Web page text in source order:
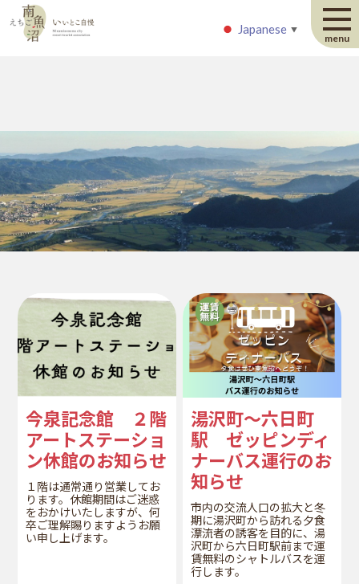
Japanese ▼
Japanese ▼
menu
今泉記念館 ２階
アートステーショ
ン休館のお知らせ
１階は通常通り営業してお
ります。休館期間はご迷惑
をおかけいたしますが、何
卒ご理解賜りますようお願
い申し上げます。
湯沢町～六日町
駅 ゼッピンディ
ナーバス運行のお
知らせ
市内の交流人口の拡大と冬
期に湯沢町から訪れる夕食
漂流者の誘客を目的に、湯
沢町から六日町駅前まで運
賃無料のシャトルバスを運
行します。